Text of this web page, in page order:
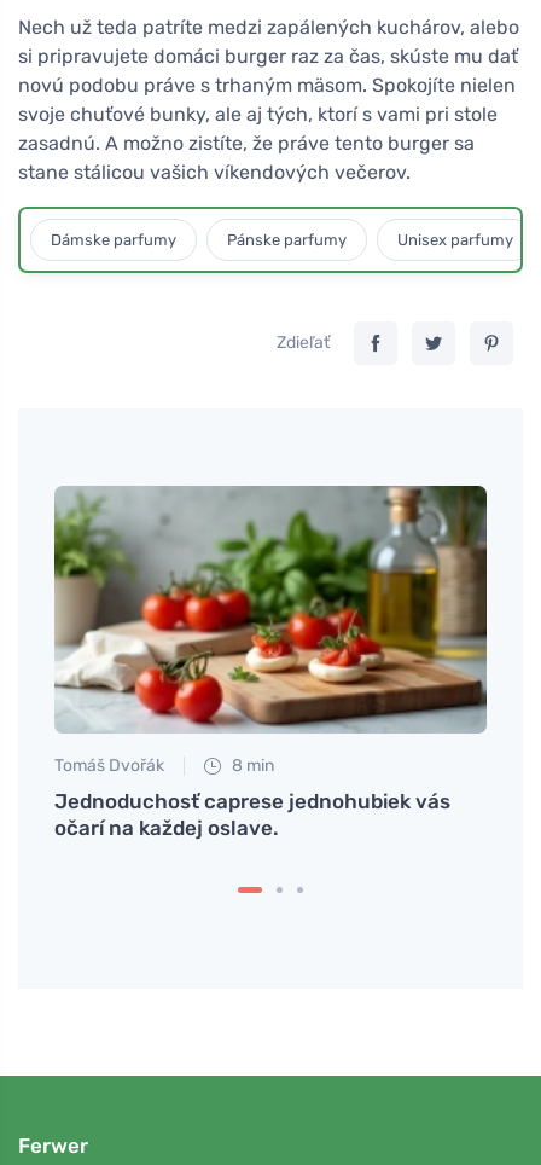
Nech už teda patríte medzi zapálených kuchárov, alebo
si pripravujete domáci burger raz za čas, skúste mu dať
novú podobu práve s trhaným mäsom. Spokojíte nielen
svoje chuťové bunky, ale aj tých, ktorí s vami pri stole
zasadnú. A možno zistíte, že práve tento burger sa
stane stálicou vašich víkendových večerov.
Dámske parfumy Pánske parfumy Unisex parfumy
Zdieľať
Tomáš Dvořák 8 min
Jednoduchosť caprese jednohubiek vás
očarí na každej oslave.
Ferwer